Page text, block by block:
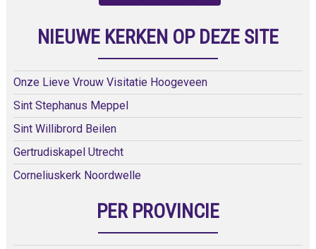
NIEUWE KERKEN OP DEZE SITE
Onze Lieve Vrouw Visitatie Hoogeveen
Sint Stephanus Meppel
Sint Willibrord Beilen
Gertrudiskapel Utrecht
Corneliuskerk Noordwelle
PER PROVINCIE